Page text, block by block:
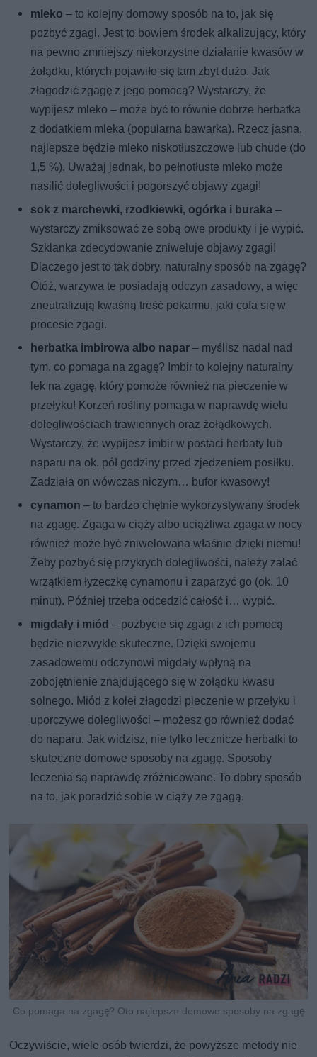
mleko – to kolejny domowy sposób na to, jak się
pozbyć zgagi. Jest to bowiem środek alkalizujący, który
na pewno zmniejszy niekorzystne działanie kwasów w
żołądku, których pojawiło się tam zbyt dużo. Jak
złagodzić zgagę z jego pomocą? Wystarczy, że
wypijesz mleko – może być to równie dobrze herbatka
z dodatkiem mleka (popularna bawarka). Rzecz jasna,
najlepsze będzie mleko niskotłuszczowe lub chude (do
1,5 %). Uważaj jednak, bo pełnotłuste mleko może
nasilić dolegliwości i pogorszyć objawy zgagi!
sok z marchewki, rzodkiewki, ogórka i buraka –
wystarczy zmiksować ze sobą owe produkty i je wypić.
Szklanka zdecydowanie zniweluje objawy zgagi!
Dlaczego jest to tak dobry, naturalny sposób na zgagę?
Otóż, warzywa te posiadają odczyn zasadowy, a więc
zneutralizują kwaśną treść pokarmu, jaki cofa się w
procesie zgagi.
herbatka imbirowa albo napar – myślisz nadal nad
tym, co pomaga na zgagę? Imbir to kolejny naturalny
lek na zgagę, który pomoże również na pieczenie w
przełyku! Korzeń rośliny pomaga w naprawdę wielu
dolegliwościach trawiennych oraz żołądkowych.
Wystarczy, że wypijesz imbir w postaci herbaty lub
naparu na ok. pół godziny przed zjedzeniem posiłku.
Zadziała on wówczas niczym… bufor kwasowy!
cynamon– to bardzo chętnie wykorzystywany środek
na zgagę. Zgaga w ciąży albo uciążliwa zgaga w nocy
również może być zniwelowana właśnie dzięki niemu!
Żeby pozbyć się przykrych dolegliwości, należy zalać
wrzątkiem łyżeczkę cynamonu i zaparzyć go (ok. 10
minut). Później trzeba odcedzić całość i… wypić.
migdały i miód – pozbycie się zgagi z ich pomocą
będzie niezwykle skuteczne. Dzięki swojemu
zasadowemu odczynowi migdały wpłyną na
zobojętnienie znajdującego się w żołądku kwasu
solnego. Miód z kolei złagodzi pieczenie w przełyku i
uporczywe dolegliwości – możesz go również dodać
do naparu. Jak widzisz, nie tylko lecznicze herbatki to
skuteczne domowe sposoby na zgagę. Sposoby
leczenia są naprawdę zróżnicowane. To dobry sposób
na to, jak poradzić sobie w ciąży ze zgagą.
Co pomaga na zgagę? Oto najlepsze domowe sposoby na zgagę
Oczywiście, wiele osób twierdzi, że powyższe metody nie